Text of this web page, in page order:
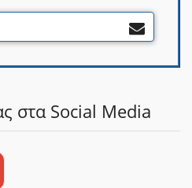
στα Social Media